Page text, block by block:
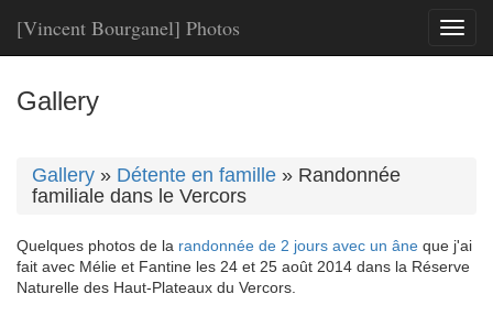
Toggle
[Vincent Bourganel] Photos
Gallery
Gallery » Détente en famille » Randonnée
familiale dans le Vercors
Quelques photos de la randonnée de 2 jours avec un âne que j'ai
fait avec Mélie et Fantine les 24 et 25 août 2014 dans la Réserve
Naturelle des Haut-Plateaux du Vercors.